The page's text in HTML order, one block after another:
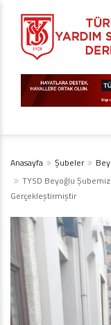
Anasayfa Şubeler
TYSD Beyoğlu
Gerçekleştirmiştir